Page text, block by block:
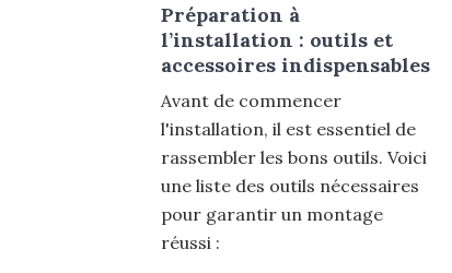
Préparation à
l’installation : outils et
accessoires indispensables
Avant de commencer
l'installation, il est essentiel de
rassembler les bons outils. Voici
une liste des outils nécessaires
pour garantir un montage
réussi :